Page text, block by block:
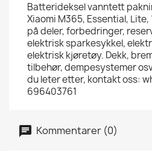
Batterideksel vanntett
Xiaomi M365, Essential,
på deler, forbedringer,
elektrisk sparkesykkel,
elektrisk kjøretøy. Dekk,
tilbehør, dempesystemer
du leter etter, kontakt oss:
696403761
Kommentarer (0)